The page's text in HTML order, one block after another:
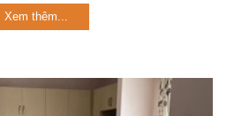
Xem thêm...